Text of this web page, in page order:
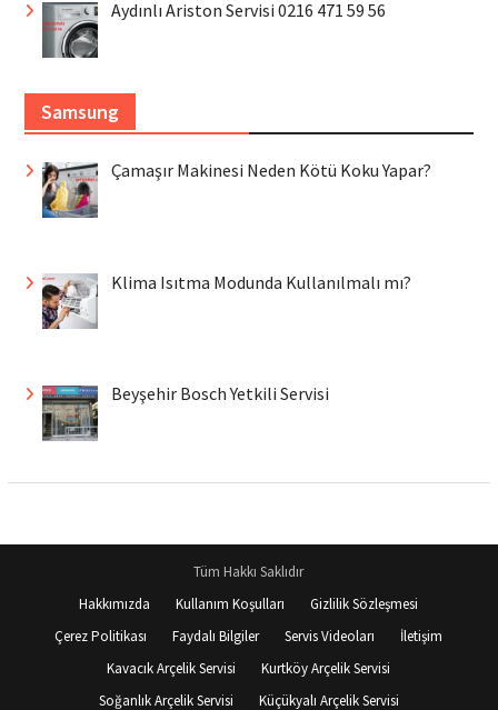
Aydınlı Ariston Servisi 0216 471 59 56
Samsung
Çamaşır Makinesi Neden Kötü Koku Yapar?
Klima Isıtma Modunda Kullanılmalı mı?
Beyşehir Bosch Yetkili Servisi
Tüm Hakkı Saklıdır
Hakkımızda
Kullanım Koşulları
Gizlilik Sözleşmesi
Çerez Politikası
Faydalı Bilgiler Servis Videoları
İletişim
Kavacık Arçelik Servisi
Kurtköy Arçelik Servisi
Soğanlık Arçelik Servisi
Küçükyalı Arçelik Servisi